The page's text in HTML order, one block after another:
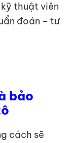
thuật viên
đoán – tư
bảo
cách sẽ